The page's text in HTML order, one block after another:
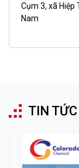
Cụm 3, xã Hiệp
Nam
TIN TỨC